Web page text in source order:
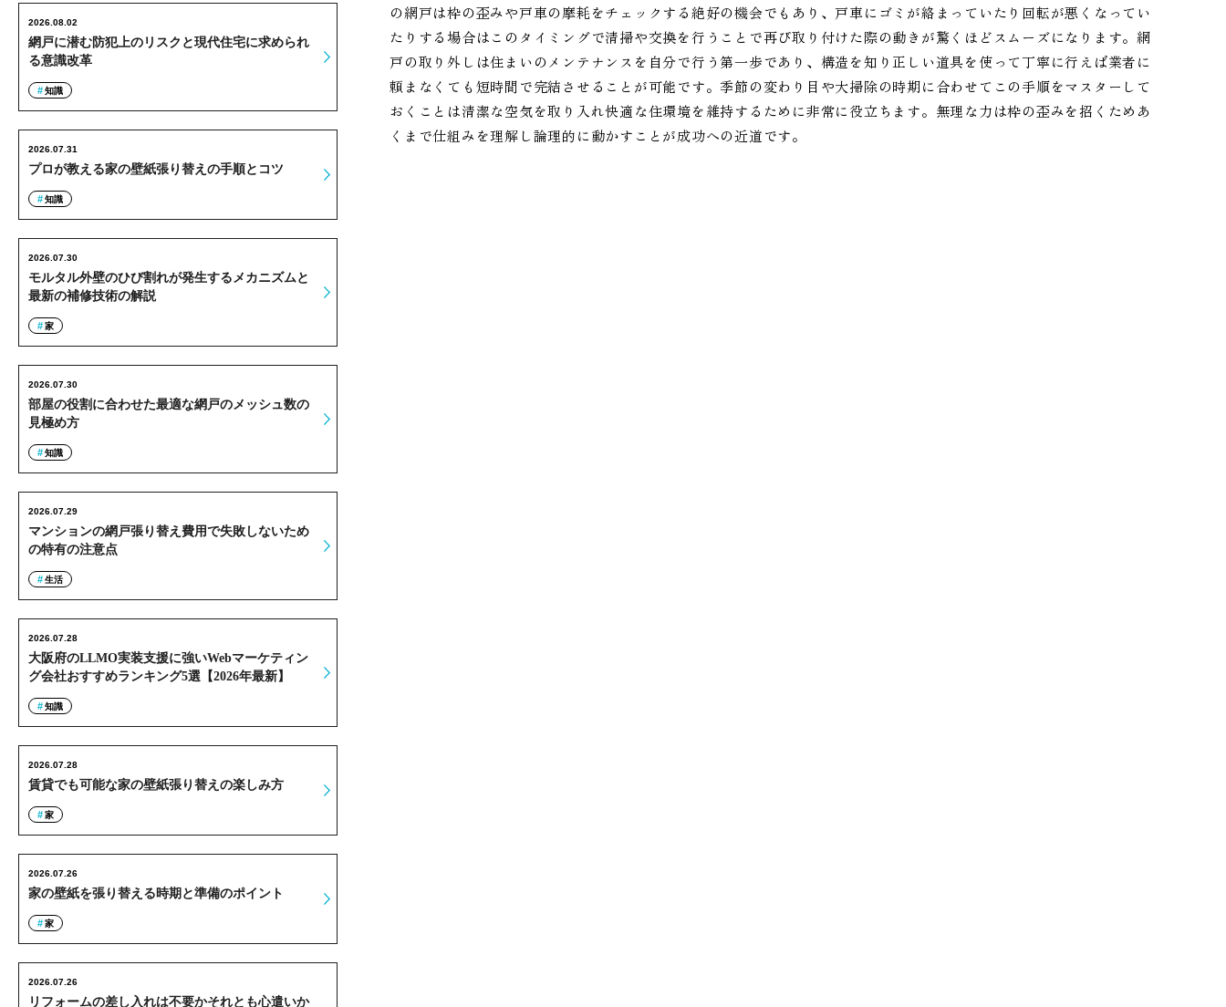
の網戸は枠の歪みや戸車の摩耗をチェックする絶好の機会でもあり、戸車にゴミが絡まっていたり回転が悪くなってい
たりする場合はこのタイミングで清掃や交換を行うことで再び取り付けた際の動きが驚くほどスムーズになります。網
戸の取り外しは住まいのメンテナンスを自分で行う第一歩であり、構造を知り正しい道具を使って丁寧に行えば業者に
頼まなくても短時間で完結させることが可能です。季節の変わり目や大掃除の時期に合わせてこの手順をマスターして
おくことは清潔な空気を取り入れ快適な住環境を維持するために非常に役立ちます。無理な力は枠の歪みを招くためあ
くまで仕組みを理解し論理的に動かすことが成功への近道です。
網戸に潜む防犯上のリスクと現代住宅に求められ
る意識改革
2026.08.02
知識
プロが教える家の壁紙張り替えの手順とコツ
2026.07.31
知識
モルタル外壁のひび割れが発生するメカニズムと
最新の補修技術の解説
2026.07.30
家
部屋の役割に合わせた最適な網戸のメッシュ数の
見極め方
2026.07.30
知識
マンションの網戸張り替え費用で失敗しないため
の特有の注意点
2026.07.29
生活
大阪府のLLMO実装支援に強いWebマーケティン
グ会社おすすめランキング5選【2026年最新】
2026.07.28
知識
賃貸でも可能な家の壁紙張り替えの楽しみ方
2026.07.28
家
家の壁紙を張り替える時期と準備のポイント
2026.07.26
家
リフォームの差し入れは不要かそれとも心遣いか
2026.07.26